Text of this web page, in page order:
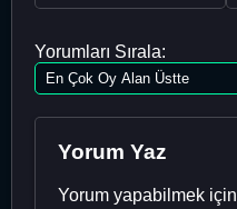
Yorumları Sırala:
Yorum Yaz
Yorum yapabilmek için